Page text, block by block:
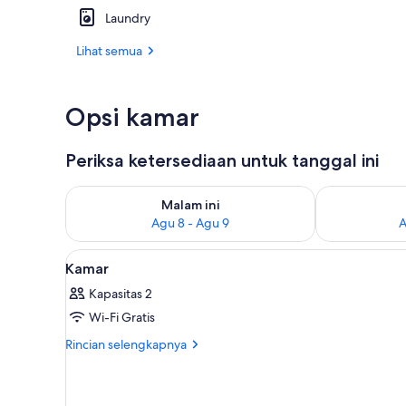
Laundry
Lihat semua
Opsi kamar
Periksa ketersediaan untuk tanggal ini
Malam ini
Agu 8 - Agu 9
Periksa ketersediaan untuk malam ini Agu 8 - Agu 9
Periksa
Lihat
semua
foto
untuk
Kamar
Meja kerja, setrika/meja
1
Kamar
Kapasitas 2
Wi-Fi Gratis
Rincian selengkapnya
Rincian